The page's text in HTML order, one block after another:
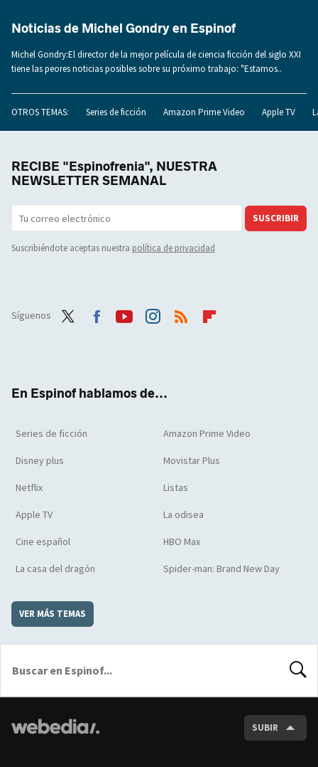
Noticias de Michel Gondry en Espinof
Michel Gondry:El director de la mejor película de ciencia ficción del siglo XXI
tiene las peores noticias posibles sobre su próximo trabajo: "Estamos..
OTROS TEMAS: Series de ficción Amazon Prime Video Apple TV
RECIBE "Espinofrenia", NUESTRA
NEWSLETTER SEMANAL
SUSCRIBIR
Suscribiéndote aceptas nuestra política de privacidad
Síguenos
En Espinof hablamos de...
Series de ficción Amazon Prime Video
Disney plus Movistar Plus
Netflix Listas
Apple TV La odisea
Cine español HBO Max
La casa del dragón Spider-man: Brand New Day
VER MÁS TEMAS
SUBIR